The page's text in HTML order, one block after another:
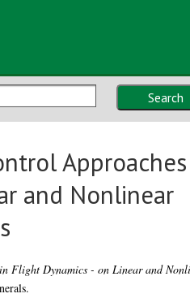
Search
and Nonlinear
Flight Dynamics - on Linear and